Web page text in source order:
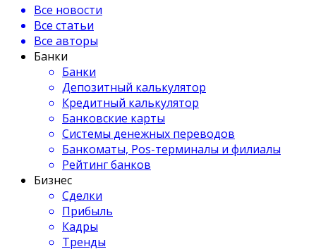
Все новости
Все статьи
Все авторы
Банки
Банки
Депозитный калькулятор
Кредитный калькулятор
Банковские карты
Системы денежных переводов
Банкоматы, Pos-терминалы и филиалы
Рейтинг банков
Бизнес
Сделки
Прибыль
Кадры
Тренды